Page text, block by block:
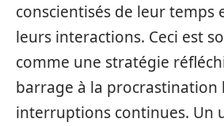
conscientisés de leur temps
leurs interactions. Ceci est
comme une stratégie
barrage à la procrastination
interruptions continues. Un